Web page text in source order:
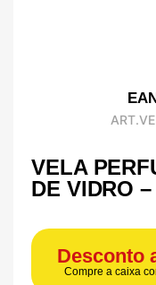
VELA
DE VIDRO
Desconto
Compre a caixa